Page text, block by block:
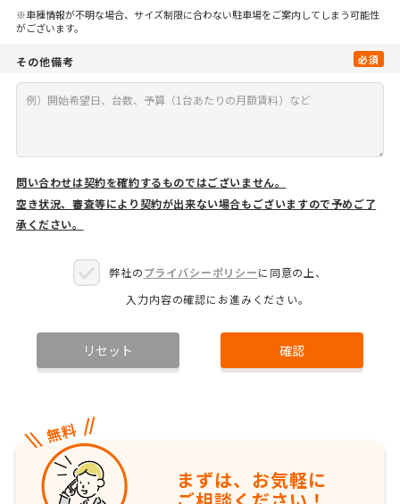
※車種情報が不明な場合、サイズ制限に合わない駐車場をご案内してしまう可能性
がございます。
その他備考 必須
問い合わせは契約を確約するものではございません。
空き状況、審査等により契約が出来ない場合もございますので予めご了
承ください。
弊社のプライバシーポリシーに同意の上、
入力内容の確認にお進みください。
リセット 確認
まずは、お気軽に